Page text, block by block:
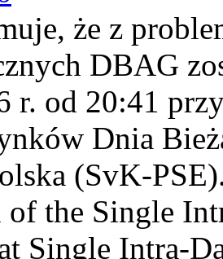
że z
DBAG
r. od 20:41
Dnia
(SvK-
of the Single
Single Intra-